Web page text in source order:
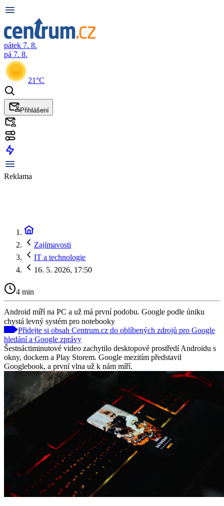
pátek 7. 8.
pá 7. 8.
21°C
Přihlášení
Reklama
Zajímavosti
IT a technologie
16. 5. 2026, 17:50
4 min
Android míří na PC a už má první podobu. Google podle úniku
chystá levný systém pro notebooky
Přidejte si obsah Centrum.cz do oblíbených zdrojů pro Google
hledání a Google zprávy
Šestnáctiminutové video zachytilo desktopové prostředí Androidu s
okny, dockem a Play Storem. Google mezitím představil
Googlebook, a první vlna už k nám míří.